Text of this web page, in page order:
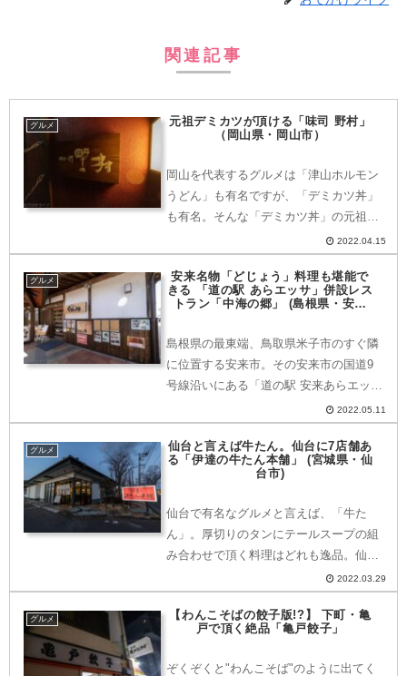
関連記事
グルメ
元祖デミカツが頂ける「味司 野村」
（岡山県・岡山市）
岡山を代表するグルメは「津山ホルモン
うどん」も有名ですが、「デミカツ丼」
も有名。そんな「デミカツ丼」の元祖の
お店「味司 野村」へ行ってきたのでご紹
介します。どこにある？〒700-0827 岡
山県岡山市北区平和町１−１０山陽新幹
線・JR山陽本...
2022.04.15
グルメ
安来名物「どじょう」料理も堪能で
きる 「道の駅 あらエッサ」併設レス
トラン「中海の郷」 (島根県・安来
島根県の最東端、鳥取県米子市のすぐ隣
に位置する安来市。その安来市の国道9
号線沿いにある「道の駅 安来あらエッ
サ」に併設されているレストラン「中海
の郷」をご紹介します。どこにある？〒
692-0074島根県安来市中海町１１８国道
９号線沿いレスト...
2022.05.11
グルメ
仙台と言えば牛たん。仙台に7店舗あ
る「伊達の牛たん本舗」 (宮城県・仙
台市)
仙台で有名なグルメと言えば、「牛た
ん」。厚切りのタンにテールスープの組
み合わせで頂く料理はどれも逸品。仙台
に7店舗構える「伊達の牛たん本舗」の
仙台東IC近くの「東インター店」をご紹
介いたします。「伊達の牛たん本舗」は
仙台地区に7店舗展開本店...
2022.03.29
グルメ
【わんこそばの餃子版!?】 下町・亀
戸で頂く絶品「亀戸餃子」
ぞくぞくと"わんこそば"のように出てく